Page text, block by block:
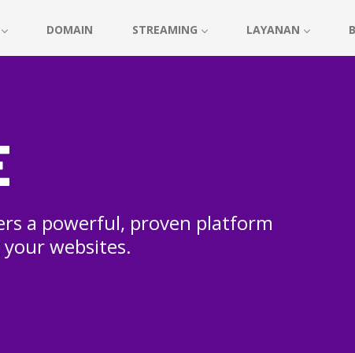
DOMAIN STREAMING LAYANAN
a powerful, proven platform
websites.